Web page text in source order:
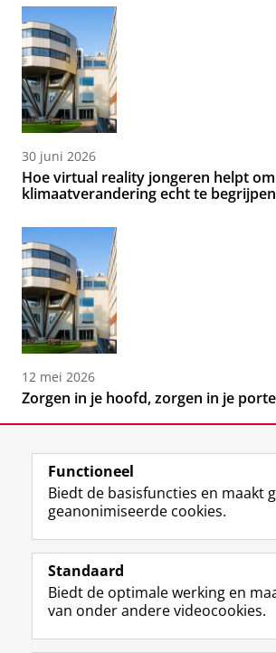
30 juni 2026
Hoe virtual reality jongeren helpt om
klimaatverandering echt te begrijpen
12 mei 2026
Zorgen in je hoofd, zorgen in je
Volg de RUG
F
a
e
b
L
i
k
e
R
S
-
f
Studiekiezers
Functioneel
Biedt de basisfuncties en maakt
geanonimiseerde cookies.
Standaard
Biedt de optimale werking en
van onder andere videocookies.